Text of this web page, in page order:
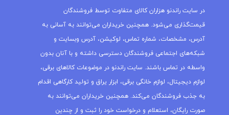
در سایت راندنو هزاران کالای متفاوت توسط فروشندگان
قیمت‌گذاری می‌شود. همچنین خریداران می‌توانند به آسانی به
آدرس، مشخصات، شماره تماس، لوکیشن، آدرس وبسایت و
شبکه‌های اجتماعی فروشندگان دسترسی داشته و با آنان بدون
واسطه در تماس باشند. سایت راندنو در موضوعات کالاهای برقی،
لوازم دیجیتال، لوازم خانگی برقی، ابزار یراق و تولید کارگاهی اقدام
به جذب فروشندگان می‌کند. همچنین خریداران می‌توانند به
صورت رایگان، استعلام و درخواست خود را ثبت و از چندین